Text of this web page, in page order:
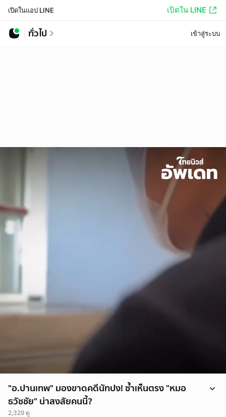
เปิดในแอป LINE เปิดใน LINE
ทั่วไป เข้าสู่ระบบ
"อ.ปานเทพ" มองขาดคดีนัทปง! ซ้ำเห็นตรง "หมอ
ธวัชชัย" น่าสงสัยคนนี้?
2,329 ดู